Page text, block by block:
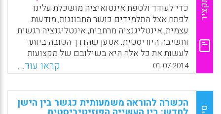
מציגה בפני התלמידים דילמות מהעולם האמיתי.
היא מעלה בעיות שבאמת מעניינות אותם ושהם
באמת ירצו לעסוק ולחקור אודותיהם. השאלה
מניעה אותם לדון, לשאול ולחקור, והיא צריכה
לקדם אותם לכיוון תוצר או פתרון משותף".
WhatsApp
Facebook
Email
X
תקציר
כדי לעודד ולטפח אינטואיציה מושכלת עלינו
לפתח אצל התלמידים כושר התבוננות, מודעות
עצמית, אינטליגנציה מרחבית, אינטליגנציה רגשית
וחשיבה היוריסטית. אטען שהדרך הטובה ביותר
לעשות את כל אלה היא בשילובם של מקצועות
האמנות בתוכנית הלימודים: ציור, מחול, תאטרון,
צילום, מוזיקה, קולנוע, עיצוב סביבתי, שירה,
כתיבה יוצרת, פסיכודרמה וגם יוגה ומדיטציה
(יוסף אבינון).
01-07-2014 קראו עוד...
הכשרה להוראה משמעותית כגשר בין הישן